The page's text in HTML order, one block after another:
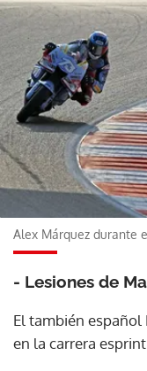
Alex Márquez durante
- Lesiones de
El también español
en la carrera esprint.